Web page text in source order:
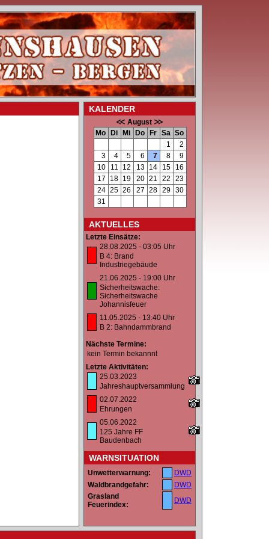
KALENDER
August
Mo
Di Mi Do Fr Sa So
1
2
3
4 5 6 7 8
9
10
11 12 13 14 15
16
17
18 19 20 21 22
23
24 25 26 27 28 29
30
31
AKTUELLES
Letzte Einsätze:
28.08.2025 - 03:05 Uhr
B 4: Brand
Industriegebäude
21.06.2025 - 19:00 Uhr
Sicherheitswache:
Sicherheitswache
Johannisfeuer
11.05.2025 - 13:40 Uhr
B 2: Bahndammbrand
Nächste Termine:
kein Termin bekannnt
Letzte Aktivitäten:
25.03.2023
Jahreshauptversammlung
02.07.2022
Ehrungen
05.06.2022
125 Jahre FF
Baudenbach
WARNSITUATION
Unwetterwarnung:
DWD
Waldbrandgefahr:
DWD
Grasland
Feuerindex:
DWD